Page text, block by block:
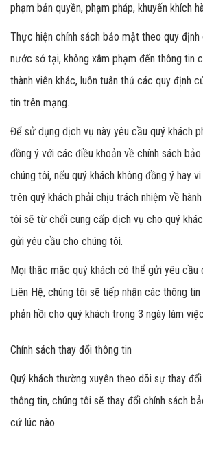
phạm bản quyền, phạm pháp, khuyến khích
Thực hiện chính sách bảo mật theo quy
nước sở tại, không xâm phạm đến thông tin
thành viên khác, luôn tuân thủ các quy định
tin trên mạng.
Để sử dụng dịch vụ này yêu cầu quý khách
đồng ý với các điều khoản về chính sách
chúng tôi, nếu quý khách không đồng ý hay
trên quý khách phải chịu trách nhiệm về
tôi sẽ từ chối cung cấp dịch vụ cho quý
gửi yêu cầu cho chúng tôi.
Mọi thắc mắc quý khách có thể gửi yêu cầu
Liên Hệ, chúng tôi sẽ tiếp nhận các thông
phản hồi cho quý khách trong 3 ngày làm
Chính sách thay đổi thông tin
Quý khách thường xuyên theo dõi sự thay
thông tin, chúng tôi sẽ thay đổi chính sách
cứ lúc nào.